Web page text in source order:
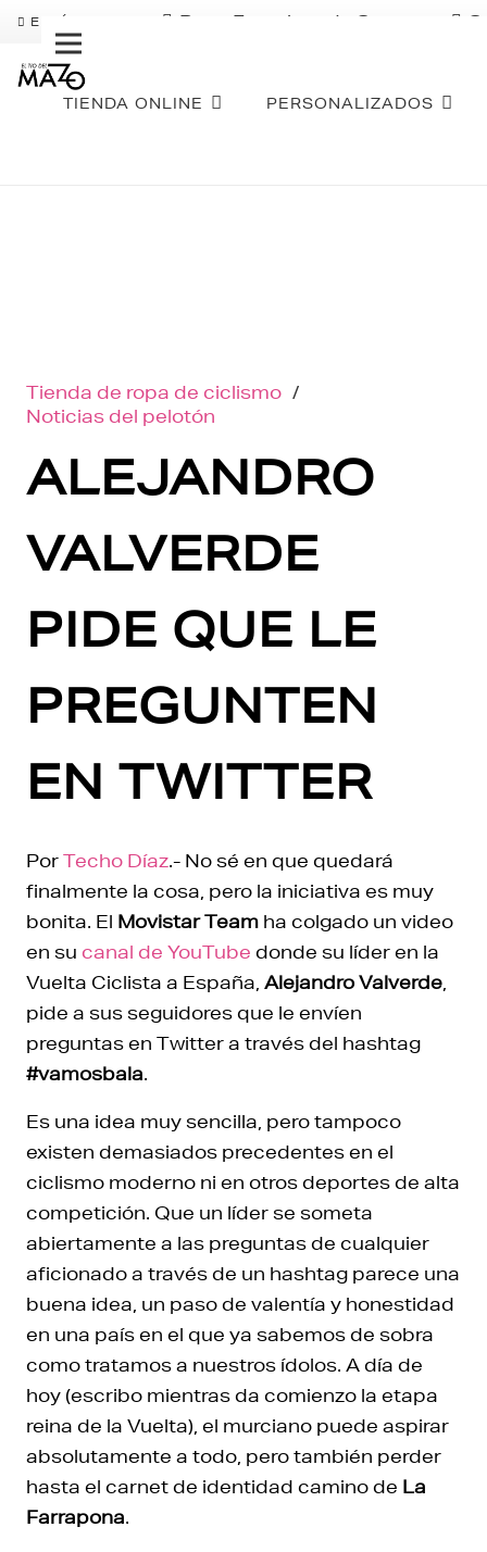
ENVÍO GRATIS Pago Fraccionado Sequra
TIENDA ONLINE PERSONALIZADOS
Tienda de ropa de ciclismo /
Noticias del pelotón
ALEJANDRO
VALVERDE
PIDE QUE LE
PREGUNTEN
EN TWITTER
PorTecho Díaz.- No sé en que quedará
finalmente la cosa, pero la iniciativa es muy
bonita. El Movistar Team ha colgado un video
en su canal de YouTube donde su líder en la
Vuelta Ciclista a España, Alejandro Valverde
pide a sus seguidores que le envíen
preguntas en Twitter a través del hashtag
#vamosbala.
Es una idea muy sencilla, pero tampoco
existen demasiados precedentes en el
ciclismo moderno ni en otros deportes de alta
competición. Que un líder se someta
abiertamente a las preguntas de cualquier
aficionado a través de un hashtag parece una
buena idea, un paso de valentía y honestidad
en una país en el que ya sabemos de sobra
como tratamos a nuestros ídolos. A día de
hoy (escribo mientras da comienzo la etapa
reina de la Vuelta), el murciano puede aspirar
absolutamente a todo, pero también perder
hasta el carnet de identidad camino de La
Farrapona.